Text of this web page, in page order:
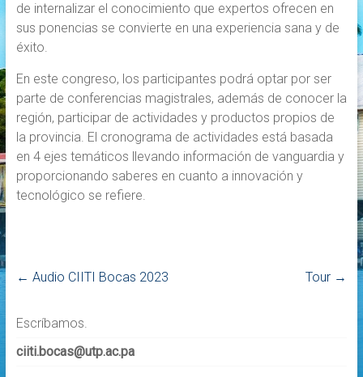
de internalizar el conocimiento que expertos ofrecen en
sus ponencias se convierte en una experiencia sana y de
éxito.
En este congreso, los participantes podrá optar por ser
parte de conferencias magistrales, además de conocer la
región, participar de actividades y productos propios de
la provincia. El cronograma de actividades está basada
en 4 ejes temáticos llevando información de vanguardia y
proporcionando saberes en cuanto a innovación y
tecnológico se refiere.
← Audio CIITI Bocas 2023 Tour →
Escríbamos.
ciiti.bocas@utp.ac.pa